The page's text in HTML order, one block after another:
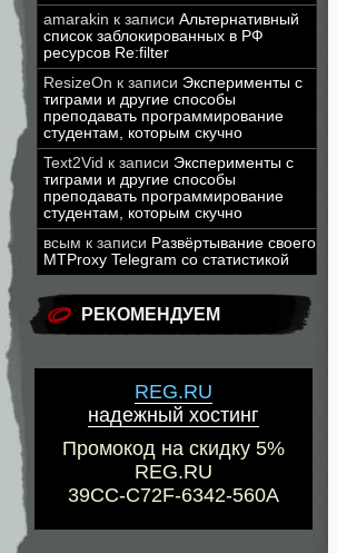
amarakin к записи Альтернативный
список заблокированных в РФ
ресурсов Re:filter
ResizeOn к записи Эксперименты с
тиграми и другие способы
преподавать программирование
студентам, которым скучно
Text2Vid к записи Эксперименты с
тиграми и другие способы
преподавать программирование
студентам, которым скучно
всым к записи Развёртывание своего
MTProxy Telegram со статистикой
РЕКОМЕНДУЕМ
REG.RU
надежный хостинг
Промокод на скидку 5%
REG.RU
39CC-C72F-6342-560A